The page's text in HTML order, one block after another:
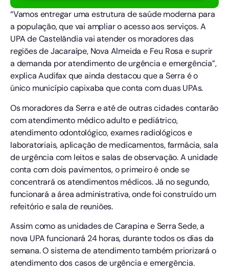
“Vamos entregar uma estrutura de saúde moderna para
a população, que vai ampliar o acesso aos serviços. A
UPA de Castelândia vai atender os moradores das
regiões de Jacaraípe, Nova Almeida e Feu Rosa e suprir
a demanda por atendimento de urgência e emergência”,
explica Audifax que ainda destacou que a Serra é o
único município capixaba que conta com duas UPAs.
Os moradores da Serra e até de outras cidades contarão
com atendimento médico adulto e pediátrico,
atendimento odontológico, exames radiológicos e
laboratoriais, aplicação de medicamentos, farmácia, sala
de urgência com leitos e salas de observação. A unidade
conta com dois pavimentos, o primeiro é onde se
concentrará os atendimentos médicos. Já no segundo,
funcionará a área administrativa, onde foi construído um
refeitório e sala de reuniões.
Assim como as unidades de Carapina e Serra Sede, a
nova UPA funcionará 24 horas, durante todos os dias da
semana. O sistema de atendimento também priorizará o
atendimento dos casos de urgência e emergência.